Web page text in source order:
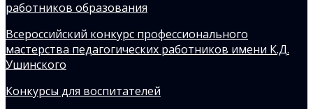
работников образования
Всероссийский конкурс профессионального
мастерства педагогических работников имени К.Д.
Ушинского
Конкурсы для воспитателей